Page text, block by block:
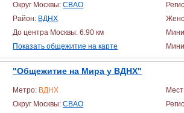
Округ Москвы:СВАО
Район: ВДНХ
До центра Москвы: 6.90 км
Показать общежитие на карте
"Общежитие на Мира у ВДНХ"
Метро: ВДНХ
Округ Москвы:СВАО